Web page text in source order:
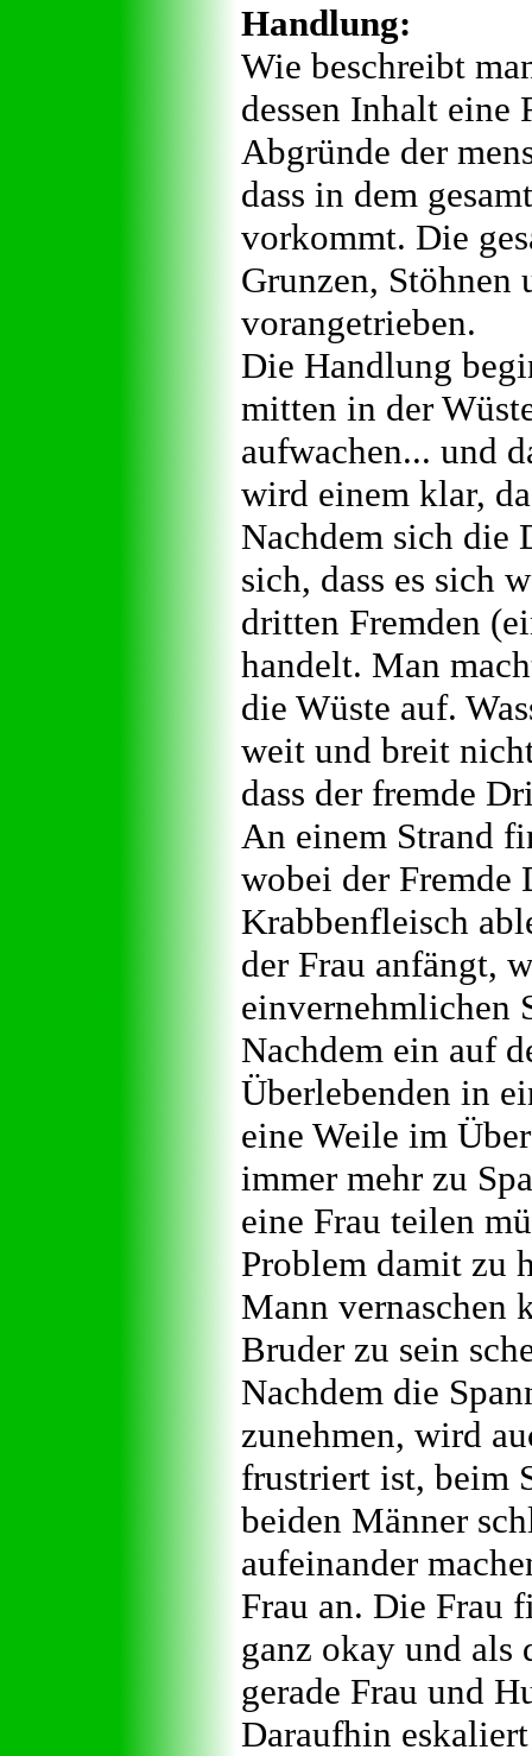
Handlung:
Wie beschreibt
dessen Inhalt eine
Abgründe der
dass in dem
vorkommt. Die
Grunzen, Stöhnen
vorangetrieben.
Die Handlung
mitten in der
aufwachen... und
wird einem klar,
Nachdem sich die
sich, dass es sich
dritten Fremden
handelt. Man
die Wüste auf.
weit und breit
dass der fremde
An einem Strand
wobei der Fremde
Krabbenfleisch
der Frau anfängt,
einvernehmlichen
Nachdem ein auf
Überlebenden in
eine Weile im
immer mehr zu
eine Frau teilen
Problem damit zu
Mann vernaschen
Bruder zu sein
Nachdem die
zunehmen, wird
frustriert ist, beim
beiden Männer
aufeinander
Frau an. Die Frau
ganz okay und als
gerade Frau und
Daraufhin